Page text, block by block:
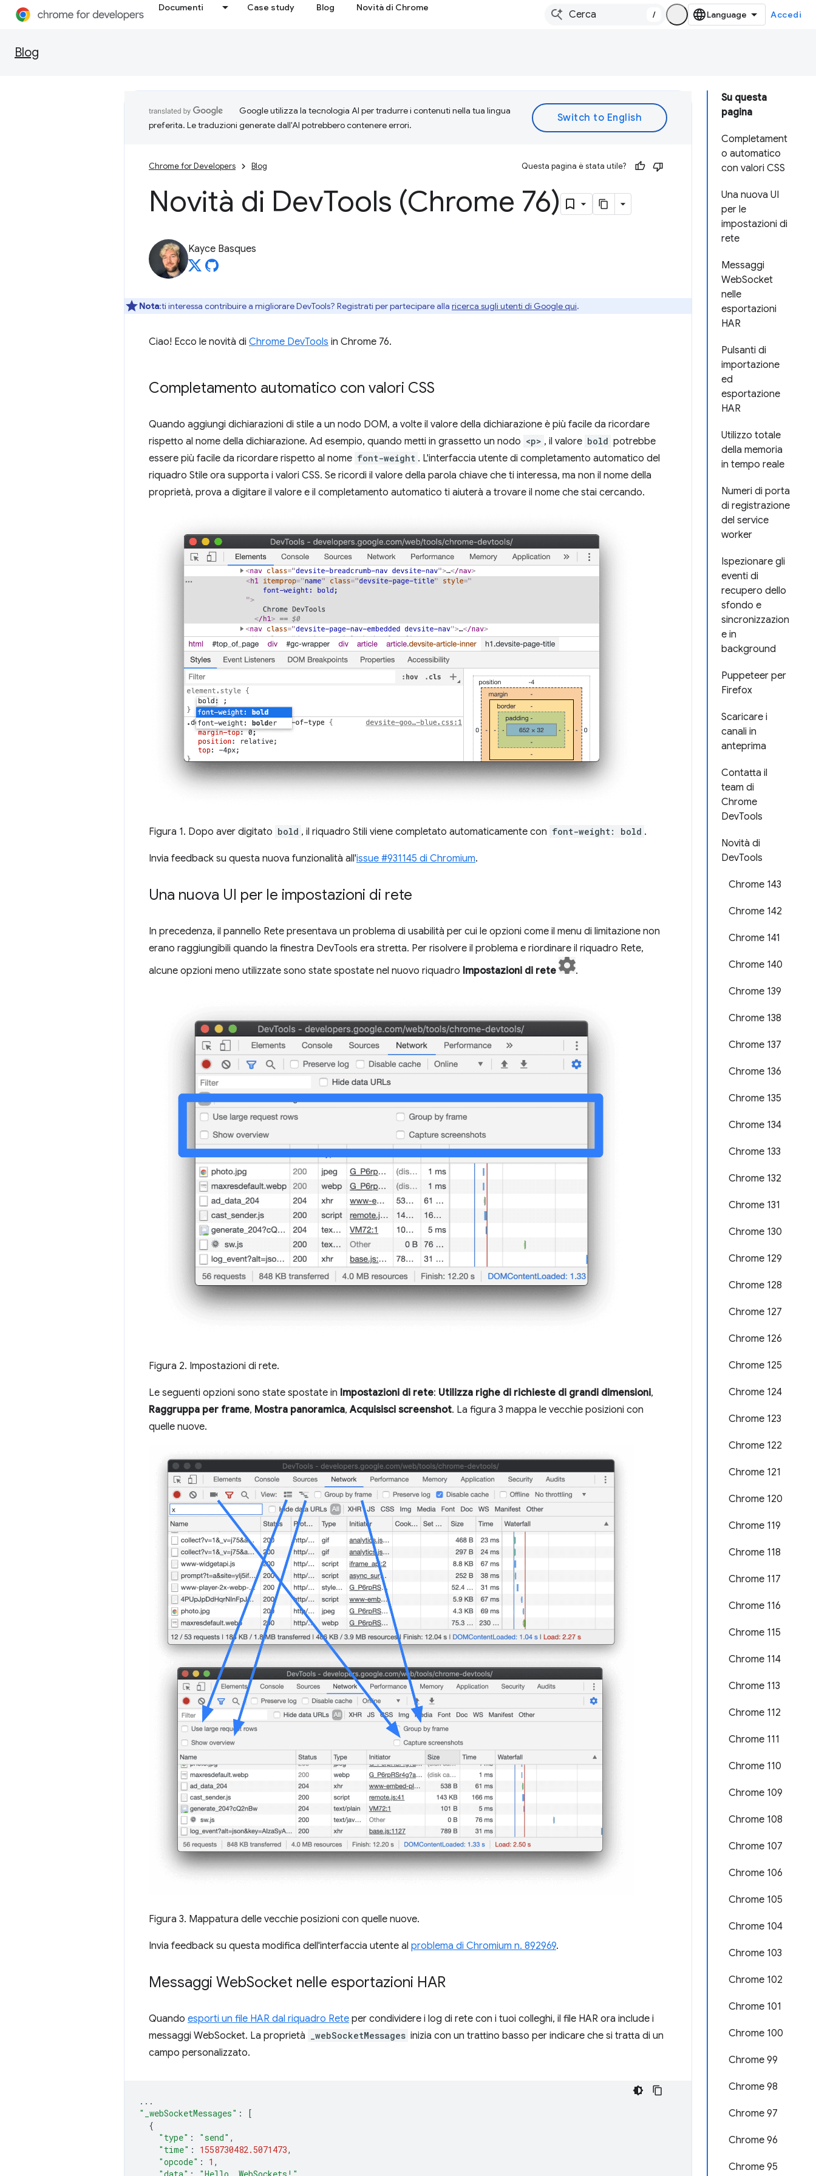
Documenti Case study Blog Novità di Chrome
/ Accedi
Blog
Su questa
pagina
Completament
o automatico
con valori CSS
Una nuova UI
per le
impostazioni di
rete
Messaggi
WebSocket
nelle
esportazioni
HAR
Pulsanti di
importazione
ed
esportazione
HAR
Utilizzo totale
della memoria
in tempo reale
Numeri di porta
di registrazione
del service
worker
Ispezionare gli
eventi di
recupero dello
sfondo e
sincronizzazion
e in
background
Puppeteer per
Firefox
Scaricare i
canali in
anteprima
Contatta il
team di
Chrome
DevTools
Novità di
DevTools
Chrome 143
Chrome 142
Chrome 141
Chrome 140
Chrome 139
Chrome 138
Chrome 137
Chrome 136
Chrome 135
Chrome 134
Chrome 133
Chrome 132
Chrome 131
Chrome 130
Chrome 129
Chrome 128
Chrome 127
Chrome 126
Chrome 125
Chrome 124
Chrome 123
Chrome 122
Chrome 121
Chrome 120
Chrome 119
Chrome 118
Chrome 117
Chrome 116
Chrome 115
Chrome 114
Chrome 113
Chrome 112
Chrome 111
Chrome 110
Chrome 109
Chrome 108
Chrome 107
Chrome 106
Chrome 105
Chrome 104
Chrome 103
Chrome 102
Chrome 101
Chrome 100
Chrome 99
Chrome 98
Chrome 97
Chrome 96
Chrome 95
Google utilizza la tecnologia AI per tradurre i contenuti nella tua lingua
preferita. Le traduzioni generate dall'AI potrebbero contenere errori.
Chrome for Developers Blog Questa pagina è stata utile?
Novità di DevTools (Chrome 76)
Kayce Basques
Nota:ti interessa contribuire a migliorare DevTools? Registrati per partecipare alla ricerca sugli utenti di Google qui.
Ciao! Ecco le novità di Chrome DevTools in Chrome 76.
Completamento automatico con valori CSS
Quando aggiungi dichiarazioni di stile a un nodo DOM, a volte il valore della dichiarazione è più facile da ricordare
rispetto al nome della dichiarazione. Ad esempio, quando metti in grassetto un nodo <p> , il valore bold potrebbe
essere più facile da ricordare rispetto al nome font-weight . L'interfaccia utente di completamento automatico del
riquadro Stile ora supporta i valori CSS. Se ricordi il valore della parola chiave che ti interessa, ma non il nome della
proprietà, prova a digitare il valore e il completamento automatico ti aiuterà a trovare il nome che stai cercando.
Figura 1. Dopo aver digitato bold , il riquadro Stili viene completato automaticamente con font-weight: bold .
Invia feedback su questa nuova funzionalità all'issue #931145 di Chromium.
Una nuova UI per le impostazioni di rete
In precedenza, il pannello Rete presentava un problema di usabilità per cui le opzioni come il menu di limitazione non
erano raggiungibili quando la finestra DevTools era stretta. Per risolvere il problema e riordinare il riquadro Rete,
alcune opzioni meno utilizzate sono state spostate nel nuovo riquadro Impostazioni di rete .
Figura 2. Impostazioni di rete.
Le seguenti opzioni sono state spostate in Impostazioni di rete: Utilizza righe di richieste di grandi dimensioni,
Raggruppa per frame, Mostra panoramica,Acquisisci screenshot. La figura 3 mappa le vecchie posizioni con
quelle nuove.
Figura 3. Mappatura delle vecchie posizioni con quelle nuove.
Invia feedback su questa modifica dell'interfaccia utente al problema di Chromium n. 892969.
Messaggi WebSocket nelle esportazioni HAR
Quando esporti un file HAR dal riquadro Rete per condividere i log di rete con i tuoi colleghi, il file HAR ora include i
messaggi WebSocket. La proprietà
_webSocketMessages inizia con un trattino basso per indicare che si tratta di un
campo personalizzato.
...
"_webSocketMessages" :
[
{
"type" : "send" ,
"time" : 1558730482.5071473,
"opcode" : 1 ,
"data" : "Hello, WebSockets!"